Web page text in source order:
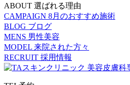
ABOUT 選ばれる理由
CAMPAIGN 8月のおすすめ施術
BLOG ブログ
MENS 男性美容
MODEL 来院された方々
RECRUIT 採用情報